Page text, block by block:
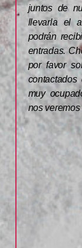
juntos de
llevarla el
podrán
entradas.
por favor
muy
nos veremos